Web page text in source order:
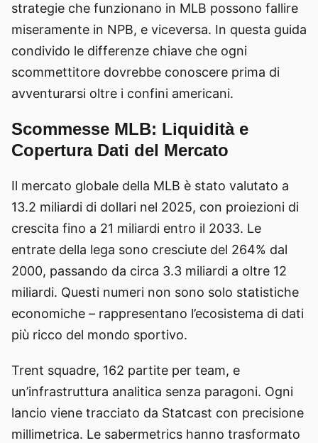
strategie che funzionano in MLB possono fallire
miseramente in NPB, e viceversa. In questa guida
condivido le differenze chiave che ogni
scommettitore dovrebbe conoscere prima di
avventurarsi oltre i confini americani.
Scommesse MLB: Liquidità e
Copertura Dati del Mercato
Il mercato globale della MLB è stato valutato a
13.2 miliardi di dollari nel 2025, con proiezioni di
crescita fino a 21 miliardi entro il 2033. Le
entrate della lega sono cresciute del 264% dal
2000, passando da circa 3.3 miliardi a oltre 12
miliardi. Questi numeri non sono solo statistiche
economiche – rappresentano l’ecosistema di dati
più ricco del mondo sportivo.
Trent squadre, 162 partite per team, e
un’infrastruttura analitica senza paragoni. Ogni
lancio viene tracciato da Statcast con precisione
millimetrica. Le sabermetrics hanno trasformato